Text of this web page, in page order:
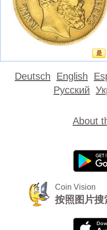
是
Deutsch English
Русский
About
Coin Vision
按照图片搜